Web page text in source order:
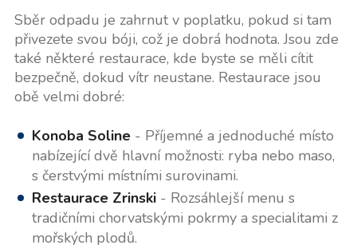
Sběr odpadu je zahrnut v poplatku, pokud si tam
přivezete svou bóji, což je dobrá hodnota. Jsou zde
také některé restaurace, kde byste se měli cítit
bezpečně, dokud vítr neustane. Restaurace jsou
obě velmi dobré:
Konoba Soline- Příjemné a jednoduché místo
nabízející dvě hlavní možnosti: ryba nebo maso,
s čerstvými místními surovinami.
Restaurace Zrinski- Rozsáhlejší menu s
tradičními chorvatskými pokrmy a specialitami z
mořských plodů.